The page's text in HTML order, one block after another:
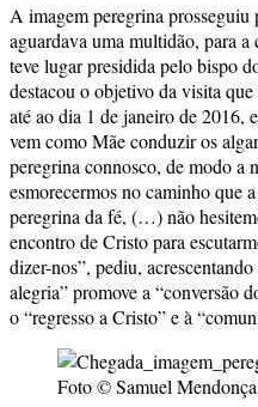
A imagem peregrina
aguardava uma multidão, para
teve lugar presidida pelo bispo
destacou o objetivo da visita
até ao dia 1 de janeiro de 2016,
vem como Mãe conduzir os
peregrina connosco, de modo a
esmorecermos no caminho que
peregrina da fé, (…) não
encontro de Cristo para
dizer-nos”, pediu,
alegria” promove a “conversão
o “regresso a Cristo” e à
Foto © Samuel Mendonça